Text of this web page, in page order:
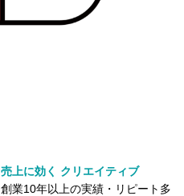
売上に効く クリエイティブ
創業10年以上の実績・リピート多